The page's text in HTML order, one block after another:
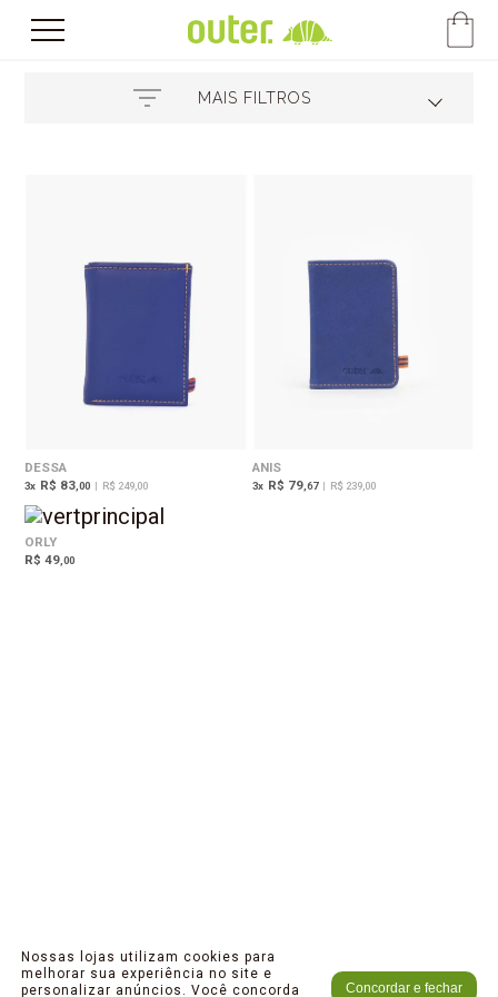
MAIS FILTROS
DESSA
3x R$ 83 ,00 | R$ 249,00
ANIS
3x R$ 79,67 | R$ 239,00
ORLY
R$ 49 ,00
Nossas lojas utilizam cookies para
melhorar sua experiência no site e
personalizar anúncios. Você concorda
Concordar e fechar